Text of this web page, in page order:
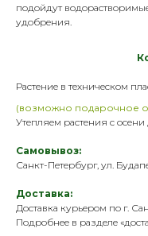
подойдут
удобрения
Растение в техническом
(возможно подарочное
Утепляем растения с осени
Самовывоз:
Санкт-Петербург, ул.
Доставка:
Доставка курьером по г.
Подробнее в разделе «